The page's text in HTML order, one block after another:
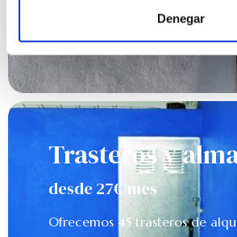
Denegar
Oficina virtual, trabaja desde
Trasteros y
desde 27€/mes​
Ofrecemos 45 trasteros de